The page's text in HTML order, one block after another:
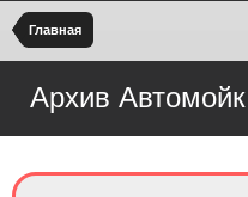
Главная
Архив